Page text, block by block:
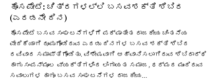
ಹೊಸಪೇಟೆ: ಚಿತ್ರಗಳಲ್ಲಿ ಬಸವಶಕ್ತಿ ಶಿಬಿರ
(ಎರಡನೇ ದಿನ)
ಹೊಸಪೇಟೆ ಬಸವ ಸಂಘಟನೆಗಳಿಗೆ ಪಕ್ಷಾತೀತ ರಾಜಕೀಯ ಚಿಂತನೆಯ
ವೇದಿಕೆಯಾಗಿ ರೂಪುಗೊಂಡಿರುವ ಎರಡು ದಿನಗಳ ಬಸವ ಶಕ್ತಿ ಶಿಬಿರ
ರವಿವಾರ ಸಮಾಪ್ತಿಗೊಂಡಿತು. ವಿಶೇಷವಾಗಿ ಆಹ್ವಾನಿಸಲಾಗಿರುವ ಶಿಬಿರಾರ್ಥಿ
ಹಾಗು ಸಂಪನ್ಮೂಲ ವ್ಯಕ್ತಿಗಳಿಂದ ಲಿಂಗಾಯತ ಸಮಾಜ, ಧರ್ಮದ ಮುಂದಿರುವ
ಸವಾಲುಗಳ ಹಾಗೂ ಬಸವ ಸಂಘಟನೆಗಳ ರಾಜಕೀಯ…